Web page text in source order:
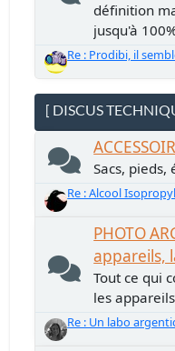
définition
jusqu'à
Re : Prodibi, il
[ DISCUS
Sacs,
Re : Alcool
PHOTO
appareils,
Tout ce qui
les
Re : Un labo